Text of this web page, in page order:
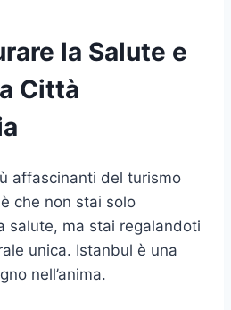
la Salute e
Città
affascinanti del turismo
che non stai solo
salute, ma stai regalandoti
unica. Istanbul è una
nell’anima.